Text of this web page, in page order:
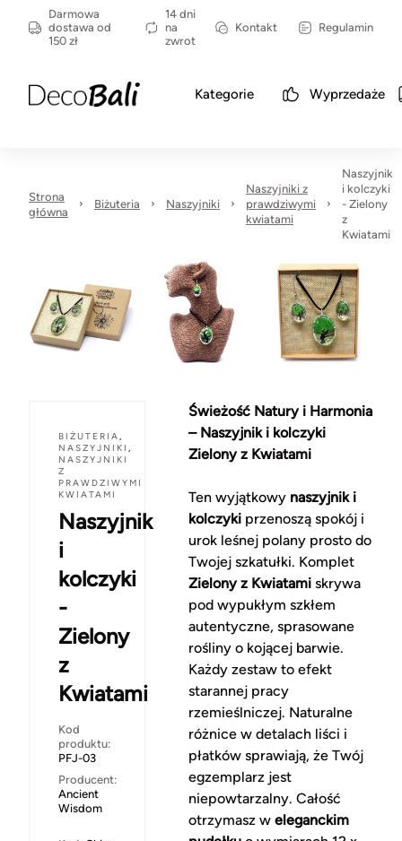
Darmowa
dostawa od
150 zł
14 dni
na
zwrot
Kontakt Regulamin
Kategorie Wyprzedaże
Strona
główna
Biżuteria Naszyjniki
Naszyjniki z
prawdziwymi
kwiatami
Naszyjnik
i kolczyki
- Zielony
z
Kwiatami
BIŻUTERIA,
NASZYJNIKI ,
NASZYJNIKI
Z
PRAWDZIWYMI
KWIATAMI
Naszyjnik
i
kolczyki
-
Zielony
z
Kwiatami
Kod
produktu:
PFJ-03
Producent:
Ancient
Wisdom
Świeżość Natury i Harmonia
– Naszyjnik i kolczyki
Zielony z Kwiatami
Ten wyjątkowy naszyjnik i
kolczykiprzenoszą spokój i
urok leśnej polany prosto do
Twojej szkatułki. Komplet
Zielony z Kwiatamiskrywa
pod wypukłym szkłem
autentyczne, sprasowane
rośliny o kojącej barwie.
Każdy zestaw to efekt
starannej pracy
rzemieślniczej. Naturalne
różnice w detalach liści i
płatków sprawiają, że Twój
egzemplarz jest
niepowtarzalny. Całość
otrzymasz w eleganckim